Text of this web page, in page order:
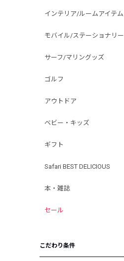
インテリア/ルームアイテム
モバイル/ステーショナリー
サーフ/マリングッズ
ゴルフ
アウトドア
ベビー・キッズ
ギフト
Safari BEST DELICIOUS
本・雑誌
セール
こだわり条件